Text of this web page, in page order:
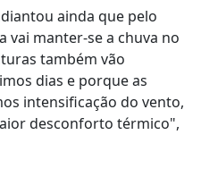
ainda que pelo
vai manter-se a chuva no
também vão
dias e porque as
intensificação do vento,
desconforto térmico",